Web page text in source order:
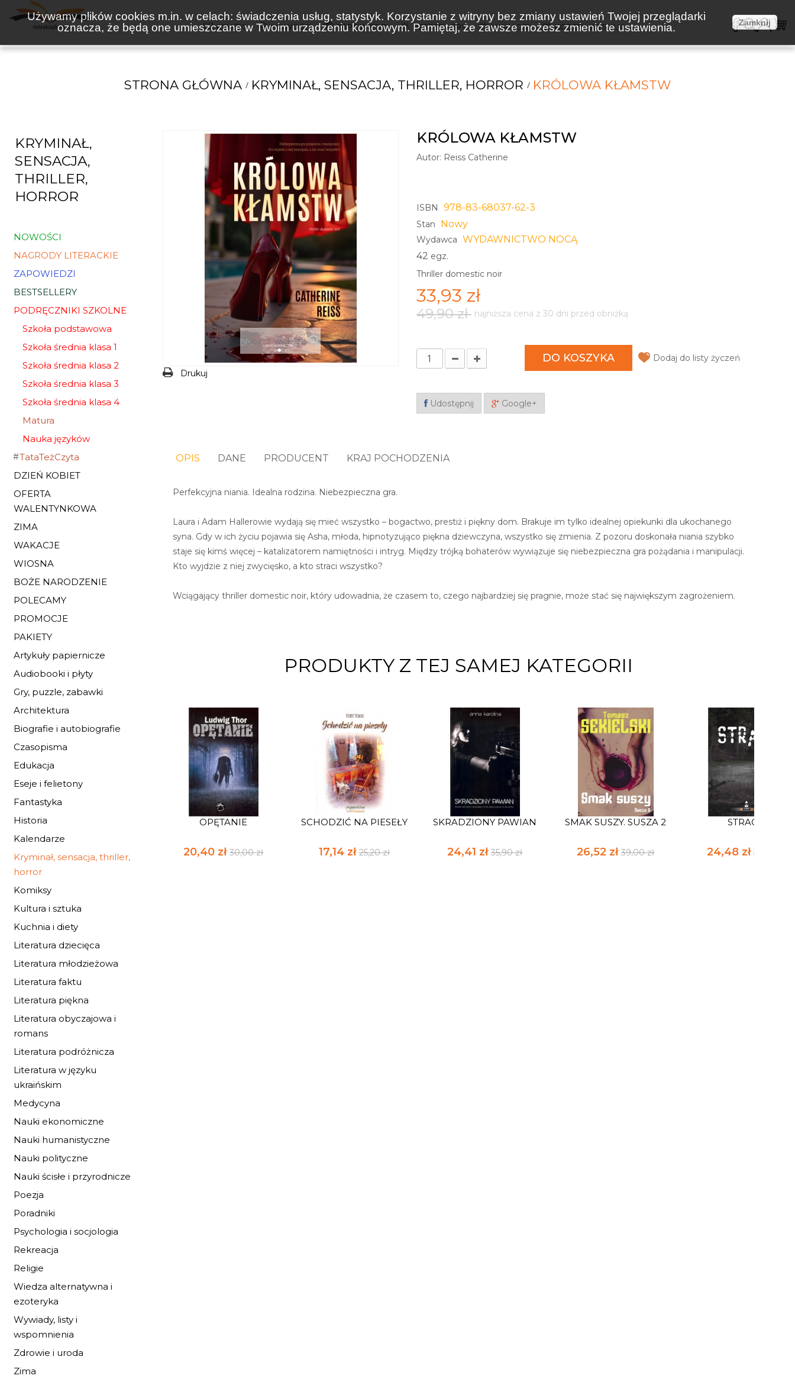
Używamy plików cookies m.in. w celach: świadczenia usług, statystyk. Korzystanie z witryny bez zmiany ustawień Twojej przeglądarki
oznacza, że będą one umieszczane w Twoim urządzeniu końcowym. Pamiętaj, że zawsze możesz zmienić te ustawienia.
Zamknij
KSIĄŻKI NOWOŚCI ZAPOWIEDZI BESTSELLERY WAKACJE KOSZTY WYSYŁKI
STRONA GŁÓWNA KRYMINAŁ, SENSACJA, THRILLER, HORROR KRÓLOWA KŁAMSTW
KRYMINAŁ,
SENSACJA,
THRILLER,
HORROR
NOWOŚCI
NAGRODY LITERACKIE
ZAPOWIEDZI
BESTSELLERY
PODRĘCZNIKI SZKOLNE
Szkoła podstawowa
Szkoła średnia klasa 1
Szkoła średnia klasa 2
Szkoła średnia klasa 3
Szkoła średnia klasa 4
Matura
Nauka języków
TataTeżCzyta
DZIEŃ KOBIET
OFERTA
WALENTYNKOWA
ZIMA
WAKACJE
WIOSNA
BOŻE NARODZENIE
POLECAMY
PROMOCJE
PAKIETY
Artykuły papiernicze
Audiobooki i płyty
Gry, puzzle, zabawki
Architektura
Biografie i autobiografie
Czasopisma
Edukacja
Eseje i felietony
Fantastyka
Historia
Kalendarze
Kryminał, sensacja, thriller,
horror
Komiksy
Kultura i sztuka
Kuchnia i diety
Literatura dziecięca
Literatura młodzieżowa
Literatura faktu
Literatura piękna
Literatura obyczajowa i
romans
Literatura podróżnicza
Literatura w języku
ukraińskim
Medycyna
Nauki ekonomiczne
Nauki humanistyczne
Nauki polityczne
Nauki ścisłe i przyrodnicze
Poezja
Poradniki
Psychologia i socjologia
Rekreacja
Religie
Wiedza alternatywna i
ezoteryka
Wywiady, listy i
wspomnienia
Zdrowie i uroda
Zima
Zobacz większe
Drukuj
KRÓLOWA KŁAMSTW
Autor: Reiss Catherine
ISBN 978-83-68037-62-3
Stan Nowy
Wydawca WYDAWNICTWO NOCĄ
42 egz.
Thriller domestic noir
33,93 zł
49,90 zł najniższa cena z 30 dni przed obniżką
DO KOSZYKA Dodaj do listy życzeń
Udostępnij Google+
OPIS DANE PRODUCENT KRAJ POCHODZENIA
Perfekcyjna niania. Idealna rodzina. Niebezpieczna gra.
Laura i Adam Hallerowie wydają się mieć wszystko – bogactwo, prestiż i piękny dom. Brakuje im tylko idealnej opiekunki dla ukochanego
syna. Gdy w ich życiu pojawia się Asha, młoda, hipnotyzująco piękna dziewczyna, wszystko się zmienia. Z pozoru doskonała niania szybko
staje się kimś więcej – katalizatorem namiętności i intryg. Między trójką bohaterów wywiązuje się niebezpieczna gra pożądania i manipulacji.
Kto wyjdzie z niej zwycięsko, a kto straci wszystko?
Wciągający thriller domestic noir, który udowadnia, że czasem to, czego najbardziej się pragnie, może stać się największym zagrożeniem.
PRODUKTY Z TEJ SAMEJ KATEGORII
OPĘTANIE
20,40 zł30,00 zł
SCHODZIĆ NA PIESEŁY
17,14 zł 25,20 zł
SKRADZIONY PAWIAN
24,41 zł35,90 zł
SMAK SUSZY. SUSZA 2
26,52 zł39,00 zł
STRACH
24,48 zł 36,00 zł